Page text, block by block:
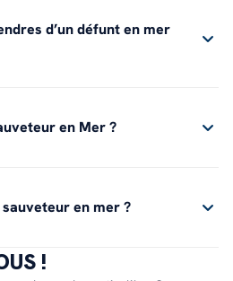
d’un défunt en mer
en Mer ?
en mer ?
!